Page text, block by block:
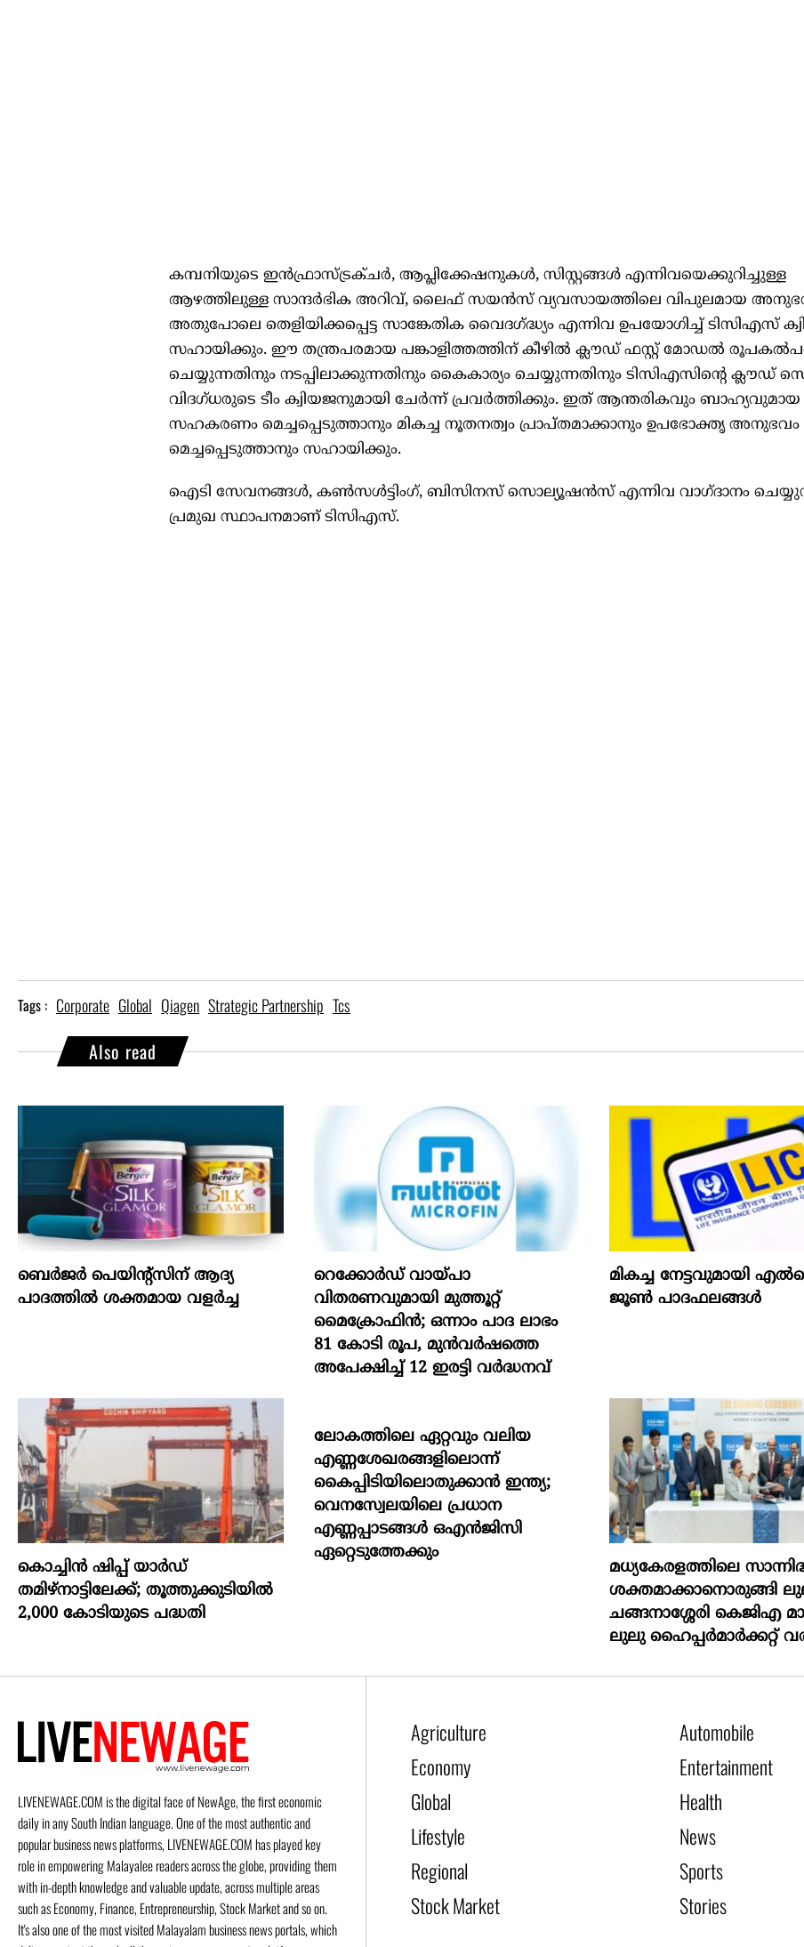
കമ്പനിയുടെ ഇൻഫ്രാസ്ട്രക്ചർ, ആപ്ലിക്കേഷനുകൾ, സിസ്റ്റങ്ങൾ എന്നിവയെക്കുറിച്ചുള്ള
ആഴത്തിലുള്ള സാന്ദർഭിക അറിവ്, ലൈഫ് സയൻസ് വ്യവസായത്തിലെ വിപുലമായ
അതുപോലെ തെളിയിക്കപ്പെട്ട സാങ്കേതിക വൈദഗ്ദ്ധ്യം എന്നിവ ഉപയോഗിച്ച് ടിസിഎസ്
സഹായിക്കും. ഈ തന്ത്രപരമായ പങ്കാളിത്തത്തിന് കീഴിൽ ക്ലൗഡ് ഫസ്റ്റ് മോഡൽ
ചെയ്യുന്നതിനും നടപ്പിലാക്കുന്നതിനും കൈകാര്യം ചെയ്യുന്നതിനും ടിസിഎസിന്റെ ക്ലൗഡ്
വിദഗ്ധരുടെ ടീം ക്വിയജനുമായി ചേർന്ന് പ്രവർത്തിക്കും. ഇത് ആന്തരികവും ബാഹ്യവുമായ
സഹകരണം മെച്ചപ്പെടുത്താനും മികച്ച നൂതനത്വം പ്രാപ്തമാക്കാനും ഉപഭോക്തൃ അനുഭവം
മെച്ചപ്പെടുത്താനും സഹായിക്കും.
ഐടി സേവനങ്ങൾ, കൺസൾട്ടിംഗ്, ബിസിനസ് സൊല്യൂഷൻസ് എന്നിവ വാഗ്ദാനം
പ്രമുഖ സ്ഥാപനമാണ് ടിസിഎസ്.
Tags : Corporate Global Qiagen Strategic Partnership Tcs
Also read
ബെർജർ പെയിന്റ്സിന് ആദ്യ
പാദത്തിൽ ശക്തമായ വളർച്ച
റെക്കോർഡ് വായ്പാ
വിതരണവുമായി മുത്തൂറ്റ്
മൈക്രോഫിൻ; ഒന്നാം പാദ ലാഭം
81 കോടി രൂപ, മുൻവർഷത്തെ
അപേക്ഷിച്ച് 12 ഇരട്ടി വർദ്ധനവ്
മികച്ച നേട്ടവുമായി
ജൂൺ പാദഫലങ്ങൾ
കൊച്ചിന്‍ ഷിപ്പ് യാർഡ്
തമിഴ്നാട്ടിലേക്ക്; തൂത്തുക്കുടിയിൽ
2,000 കോടിയുടെ പദ്ധതി
ലോകത്തിലെ ഏറ്റവും വലിയ
എണ്ണശേഖരങ്ങളിലൊന്ന്
കൈപ്പിടിയിലൊതുക്കാന്‍ ഇന്ത്യ;
വെനസ്വേലയിലെ പ്രധാന
എണ്ണപ്പാടങ്ങള്‍ ഒഎന്‍ജിസി
ഏറ്റെടുത്തേക്കും
മധ്യകേരളത്തിലെ
ശക്തമാക്കാനൊരുങ്ങി
ചങ്ങനാശ്ശേരി കെജിഎ
ലുലു ഹൈപ്പർമാർക്കറ്റ്
LIVENEWAGE.COM is the digital face of NewAge, the first economic
daily in any South Indian language. One of the most authentic and
popular business news platforms, LIVENEWAGE.COM has played key
role in empowering Malayalee readers across the globe, providing them
with in-depth knowledge and valuable update, across multiple areas
such as Economy, Finance, Entrepreneurship, Stock Market and so on.
It's also one of the most visited Malayalam business news portals, which
Agriculture Automobile
Economy
Entertainment
Global
Health
Lifestyle
News
Regional
Sports
Stock Market
Stories